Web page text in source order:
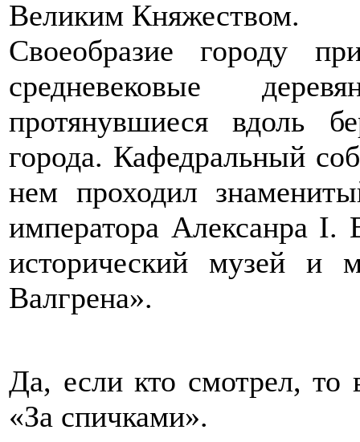
Великим Княжеством.
Своеобразие городу
средневековые
протянувшиеся вдоль
города. Кафедральный
нем проходил
императора Алексанра I.
исторический музей и
Валгрена».
Да, если кто смотрел, то
«За спичками».